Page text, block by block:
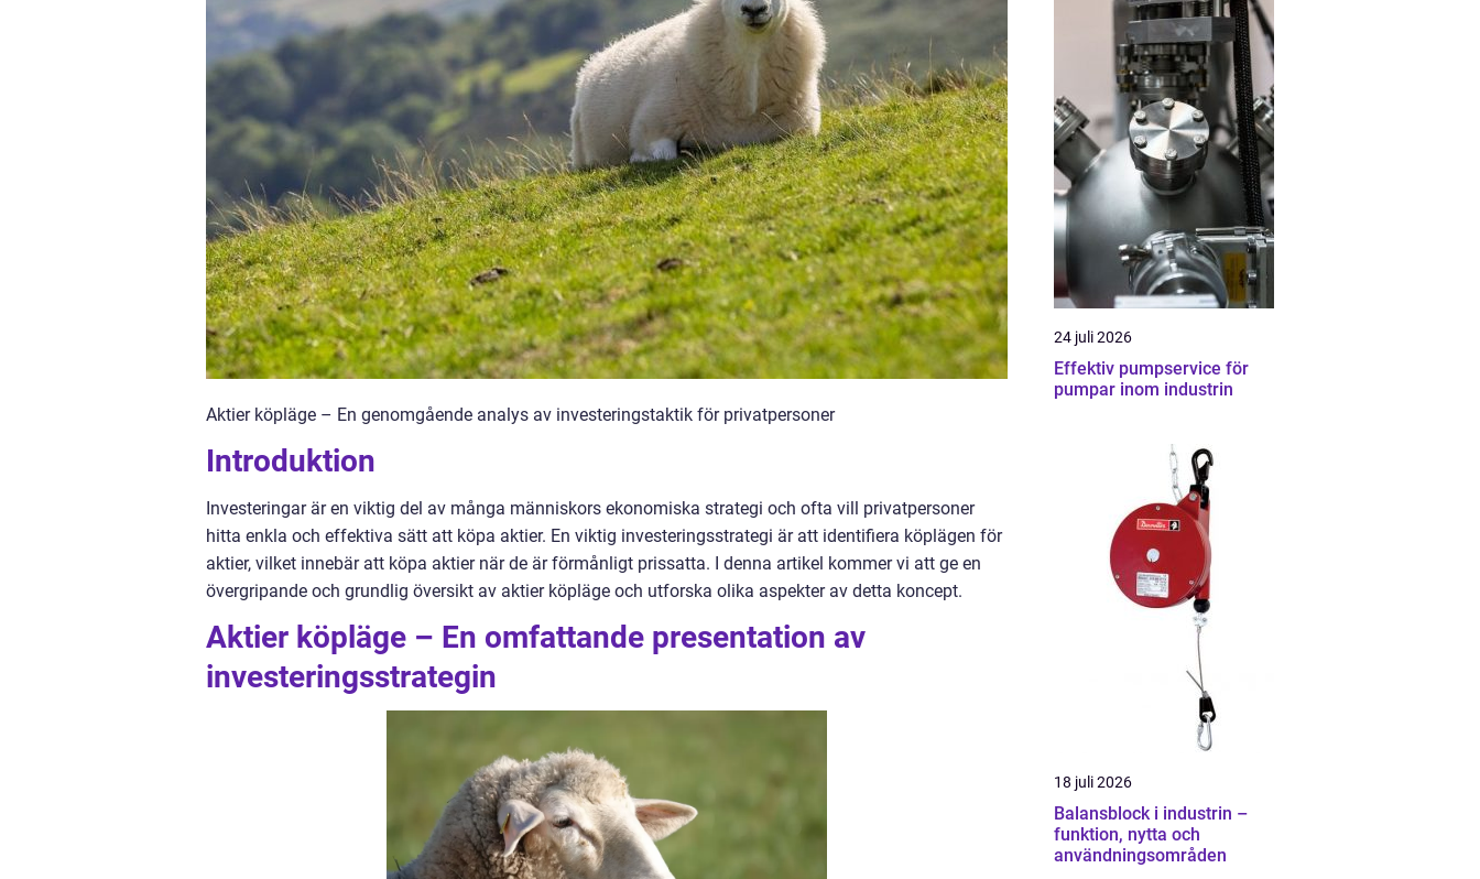
Aktier köpläge – En genomgående analys av investeringstaktik för privatpersoner
Introduktion
Investeringar är en viktig del av många människors ekonomiska strategi och ofta vill privatpersoner
hitta enkla och effektiva sätt att köpa aktier. En viktig investeringsstrategi är att identifiera köplägen för
aktier, vilket innebär att köpa aktier när de är förmånligt prissatta. I denna artikel kommer vi att ge en
övergripande och grundlig översikt av aktier köpläge och utforska olika aspekter av detta koncept.
Aktier köpläge – En omfattande presentation av
investeringsstrategin
24 juli 2026
Effektiv pumpservice för
pumpar inom industrin
18 juli 2026
Balansblock i industrin –
funktion, nytta och
användningsområden